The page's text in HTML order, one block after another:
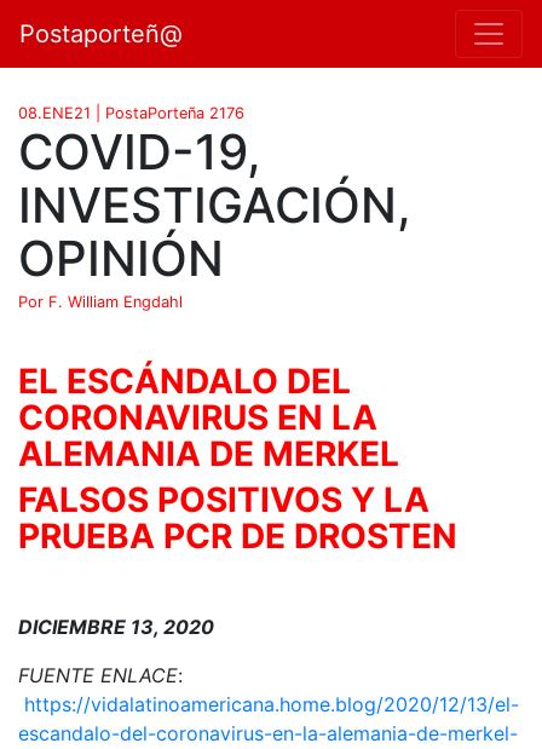
Postaporteñ@
08.ENE21 | PostaPorteña 2176
COVID-19,
INVESTIGACIÓN,
OPINIÓN
Por F. William Engdahl
EL ESCÁNDALO DEL
CORONAVIRUS EN LA
ALEMANIA DE MERKEL
FALSOS POSITIVOS Y LA
PRUEBA PCR DE DROSTEN
DICIEMBRE 13, 2020
FUENTE ENLACE:
https://vidalatinoamericana.home.blog/2020/12/13/el-
escandalo-del-coronavirus-en-la-alemania-de-merkel-